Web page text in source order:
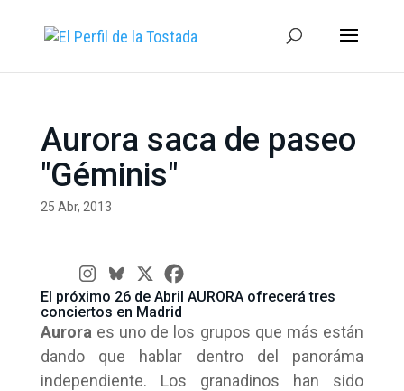
Aurora saca de paseo
"Géminis"
25 Abr, 2013
El próximo 26 de Abril AURORA ofrecerá tres
conciertos en Madrid
Aurora es uno de los grupos que más están
dando que hablar dentro del panoráma
independiente. Los granadinos han sido